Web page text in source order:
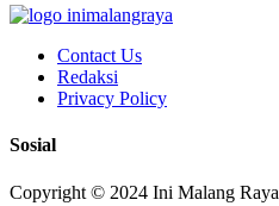
Contact Us
Redaksi
Privacy Policy
Sosial
Copyright © 2024 Ini Malang Raya